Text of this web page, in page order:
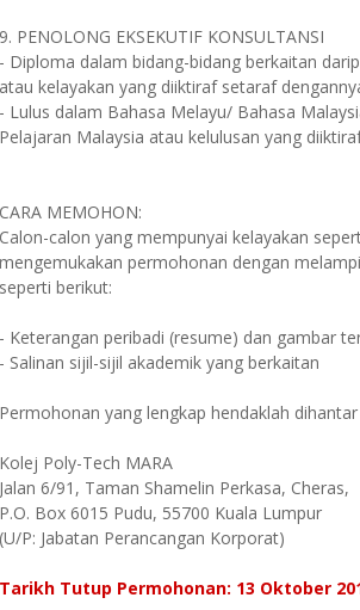
9. PENOLONG EKSEKUTIF KONSULTANSI
- Diploma dalam bidang-bidang berkaitan
atau kelayakan yang diiktiraf setaraf
- Lulus dalam Bahasa Melayu/ Bahasa
Pelajaran Malaysia atau kelulusan yang
CARA MEMOHON:
Calon-calon yang mempunyai kelayakan
mengemukakan permohonan dengan
seperti berikut:
- Keterangan peribadi (resume) dan gambar
- Salinan sijil-sijil akademik yang berkaitan
Permohonan yang lengkap hendaklah
Kolej Poly-Tech MARA
Jalan 6/91, Taman Shamelin Perkasa, Cheras,
P.O. Box 6015 Pudu, 55700 Kuala Lumpur
(U/P: Jabatan Perancangan Korporat)
Tarikh Tutup Permohonan: 13 Oktober